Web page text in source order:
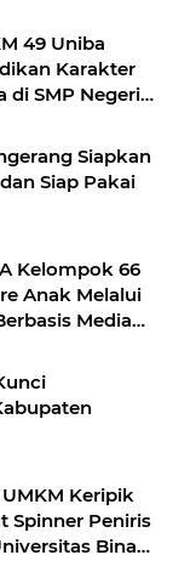
49 Uniba
Karakter
di SMP Negeri 1
Siapkan
Siap Pakai
Kelompok 66
Anak Melalui
Media
Keripik
Spinner Peniris
Bina